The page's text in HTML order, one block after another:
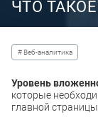
ЧТО
# Веб-аналитика
Уровень
которые
главной страницы